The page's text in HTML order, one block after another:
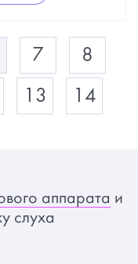
7 8
13 14
аппарата и
слуха